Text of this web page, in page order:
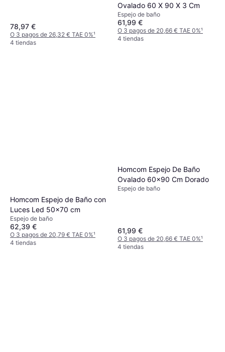
78,97 €
O 3 pagos de 26,32 € TAE 0%¹
4 tiendas
Ovalado 60 X 90 X 3 Cm
Espejo de baño
61,99 €
O 3 pagos de 20,66 € TAE 0%¹
4 tiendas
Homcom Espejo de Baño con
Luces Led 50x70 cm
Espejo de baño
62,39 €
O 3 pagos de 20,79 € TAE 0%¹
4 tiendas
Homcom Espejo De Baño
Ovalado 60x90 Cm Dorado
Espejo de baño
61,99 €
O 3 pagos de 20,66 € TAE 0%¹
4 tiendas